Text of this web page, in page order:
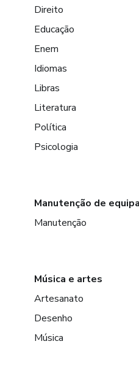
Direito
Educação
Enem
Idiomas
Libras
Literatura
Política
Psicologia
Manutenção de
Manutenção
Música e artes
Artesanato
Desenho
Música